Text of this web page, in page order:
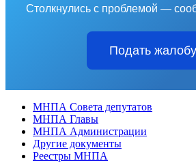
Столкнулись с проблемой —
Подать жалобу
МНПА Совета депутатов
МНПА Главы
МНПА Администрации
Другие документы
Реестры МНПА